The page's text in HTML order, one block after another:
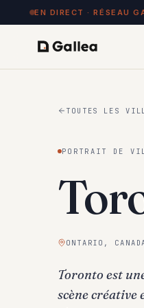
EN DIRECT · RÉSEAU
84 œuvres exposées à
TOUTES LES
PORTRAIT DE
ONTARIO ,
Toronto est
scène créative